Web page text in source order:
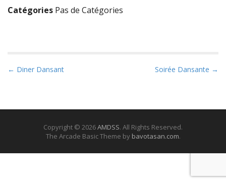
Catégories Pas de Catégories
P
t
← Diner Dansant Soirée Dansante →
Copyright © 2026AMDSS. All Rights Reserved.
The Arcade Basic Theme by bavotasan.com.